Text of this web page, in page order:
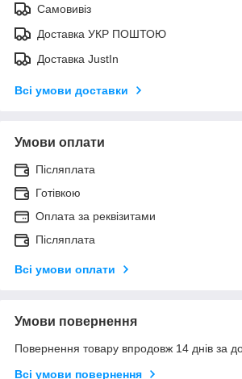
Самовивіз
Доставка УКР ПОШТОЮ
Доставка JustIn
Всі умови доставки
Умови оплати
Післяплата
Готівкою
Оплата за реквізитами
Післяплата
Всі умови оплати
Умови повернення
Повернення товару впродовж 14 днів за
Всі умови повернення